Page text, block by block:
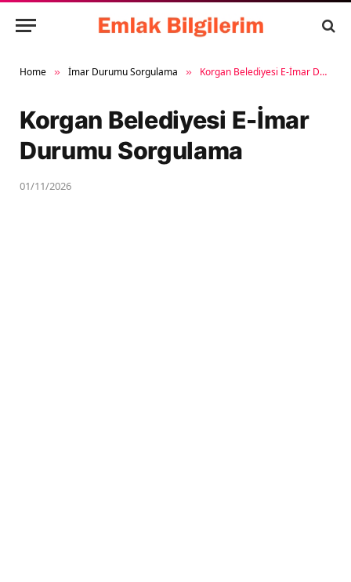
Home » İmar Durumu Sorgulama » Korgan Belediyesi E-İmar Durumu Sorgulama
Korgan Belediyesi E-İmar
Durumu Sorgulama
01/11/2026